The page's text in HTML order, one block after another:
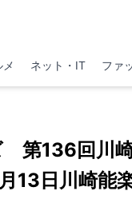
メ ネット・IT ファ
第136回川
13日川崎能